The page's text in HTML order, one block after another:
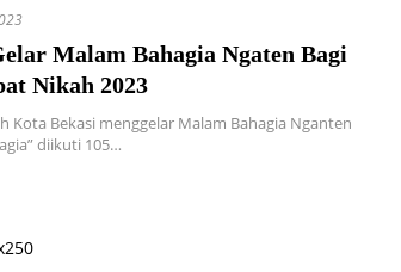
Malam Bahagia Ngaten Bagi
Nikah 2023
Kota Bekasi menggelar Malam Bahagia Nganten
diikuti 105…